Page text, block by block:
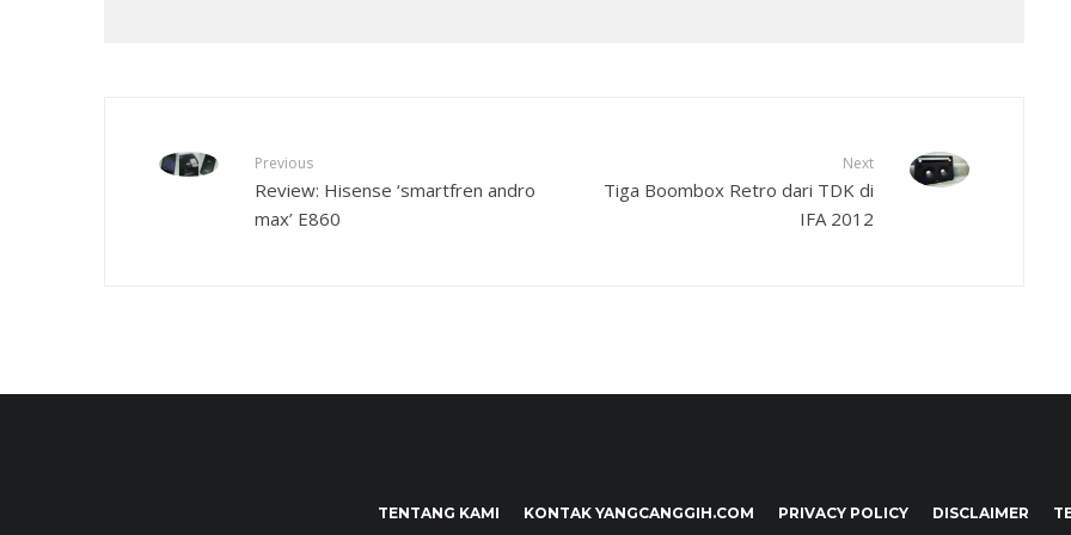
Previous
Review: Hisense ‘smartfren andro
max’ E860
Next
Tiga Boombox Retro dari TDK di
IFA 2012
TENTANG KAMI KONTAK YANGCANGGIH.COM PRIVACY POLICY DISCLAIMER